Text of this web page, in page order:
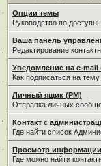
Опции темы
Руководство по
Ваша панель
Редактирование
Уведомление на e-
Как подписаться на
Личный ящик (PM)
Отправка личных
Контакт с
Где найти список
Просмотр
Где можно найти